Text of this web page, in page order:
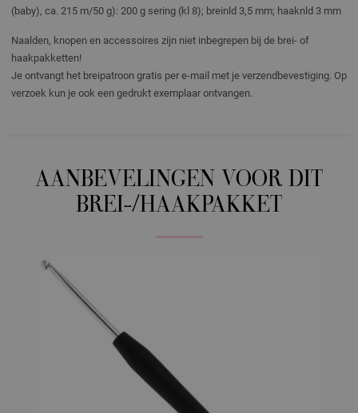
(baby), ca. 215 m/50 g): 200 g sering (kl 8); breinld 3,5 mm; haaknld 3 mm
Naalden, knopen en accessoires zijn niet inbegrepen bij de brei- of
haakpakketten!
Je ontvangt het breipatroon gratis per e-mail met je verzendbevestiging. Op
verzoek kun je ook een gedrukt exemplaar ontvangen.
AANBEVELINGEN VOOR DIT
BREI-/HAAKPAKKET